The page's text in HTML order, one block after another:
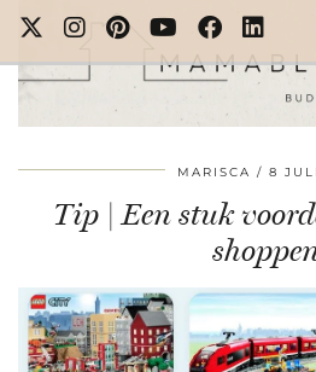
MARISCA 8
Tip | Een stuk